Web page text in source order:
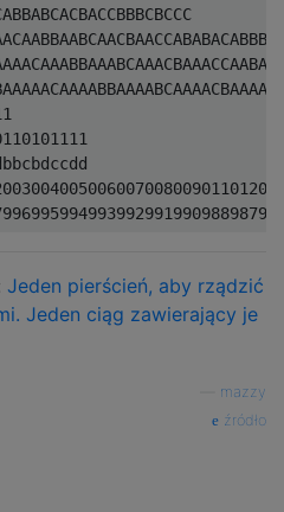
Jeden pierścień, aby rządzić
Jeden ciąg zawierający je
mazzy
źródło